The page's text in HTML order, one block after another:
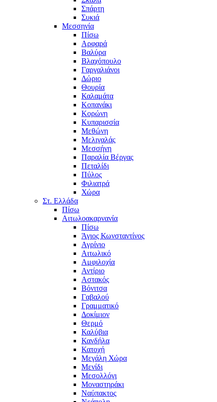
Σπάρτη
Συκιά
Μεσσηνία
Πίσω
Αρφαρά
Βαλύρα
Βλαχόπουλο
Γαργαλιάνοι
Δώριο
Θουρία
Καλαμάτα
Κοπανάκι
Κορώνη
Κυπαρισσία
Μεθώνη
Μελιγαλάς
Μεσσήνη
Παραλία Βέργας
Πεταλίδι
Πύλος
Φιλιατρά
Χώρα
Στ. Ελλάδα
Πίσω
Αιτωλοακαρνανία
Πίσω
Άγιος Κωνσταντίνος
Αγρίνιο
Αιτωλικό
Αμφιλοχία
Αντίριο
Αστακός
Βόνιτσα
Γαβαλού
Γραμματικό
Δοκίμιον
Θερμό
Καλύβια
Κανδήλα
Κατοχή
Μεγάλη Χώρα
Μενίδι
Μεσολλόγι
Μοναστηράκι
Ναύπακτος